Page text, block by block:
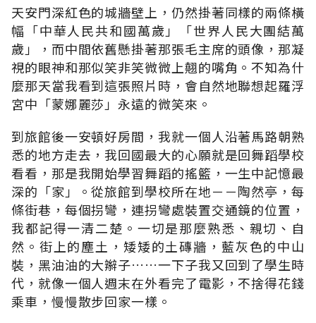
天安門深紅色的城牆壁上，仍然掛著同樣的兩條橫
幅「中華人民共和國萬歲」「世界人民大團結萬
歲」，而中間依舊懸掛著那張毛主席的頭像，那凝
視的眼神和那似笑非笑微微上翹的嘴角。不知為什
麼那天當我看到這張照片時，會自然地聯想起羅浮
宮中「蒙娜麗莎」永遠的微笑來。
到旅館後一安頓好房間，我就一個人沿著馬路朝熟
悉的地方走去，我回國最大的心願就是回舞蹈學校
看看，那是我開始學習舞蹈的搖籃，一生中記憶最
深的「家」。從旅館到學校所在地－－陶然亭，每
條街巷，每個拐彎，連拐彎處裝置交通鏡的位置，
我都記得一清二楚。一切是那麼熟悉、親切、自
然。街上的塵土，矮矮的土磚牆，藍灰色的中山
裝，黑油油的大辮子……一下子我又回到了學生時
代，就像一個人週末在外看完了電影，不捨得花錢
乘車，慢慢散步回家一樣。